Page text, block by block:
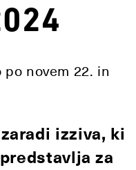
novem 22. in
izziva, ki
za